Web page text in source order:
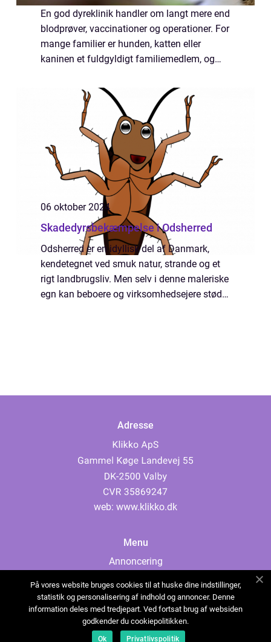
En god dyreklinik handler om langt mere end
blodprøver, vaccinationer og operationer. For
mange familier er hunden, katten eller
kaninen et fuldgyldigt familiemedlem, og
spørgsmål ...
06 oktober 2024
Skadedyrsbekæmpelse i Odsherred
Odsherred er en idyllisk del af Danmark,
kendetegnet ved smuk natur, strande og et
rigt landbrugsliv. Men selv i denne maleriske
egn kan beboere og virksomhedsejere støde
Adresse
web: www.klikko.dk
Menu
Annoncering
Cookies
Kontakt os
Sitemap
På vores website bruges cookies til at huske dine indstillinger,
statistik og personalisering af indhold og annoncer. Denne
information deles med tredjepart. Ved fortsat brug af websiden
godkender du cookiepolitikken.
Ok Privatlivspolitik